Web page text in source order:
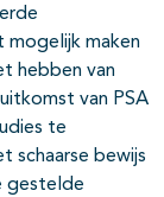
mogelijk maken
hebben van
van PSA
te
schaarse bewijs
gestelde